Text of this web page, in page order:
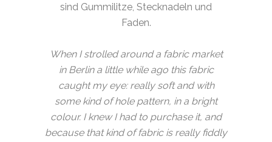
sind Gummilitze, Stecknadeln und
Faden.
When I strolled around a fabric market
in Berlin a little while ago this fabric
caught my eye: really soft and with
some kind of hole pattern, in a bright
colour. I knew I had to purchase it, and
because that kind of fabric is really fiddly